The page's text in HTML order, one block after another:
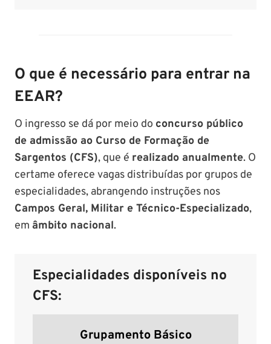
O que é necessário para entrar na
EEAR?
O ingresso se dá por meio do concurso público
de admissão ao Curso de Formação de
Sargentos (CFS), que é realizado anualmente. O
certame oferece vagas distribuídas por grupos de
especialidades, abrangendo instruções nos
Campos Geral, Militar e Técnico-Especializado,
em âmbito nacional.
Especialidades disponíveis no
CFS:
Grupamento Básico